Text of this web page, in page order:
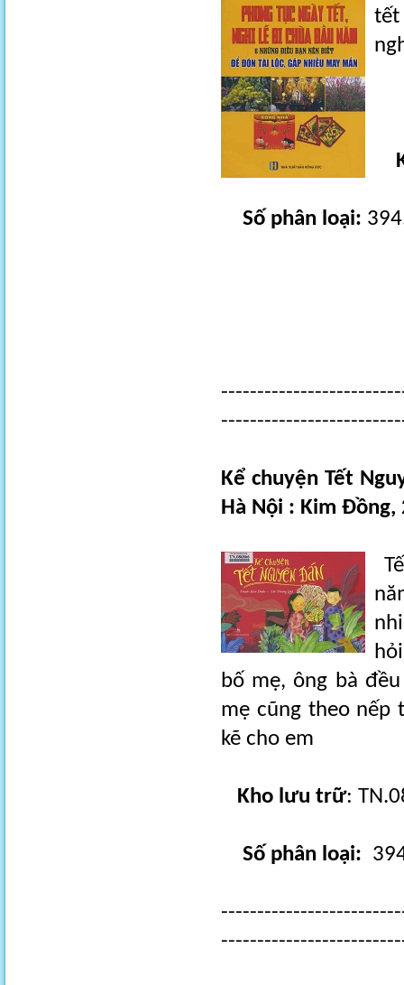
tết
Số phân loại:
Kể chuyện Tết
Hà Nội : Kim
bố mẹ, ông bà
mẹ cũng theo nếp
kẽ cho em
Kho lưu trữ:
Số phân loại: